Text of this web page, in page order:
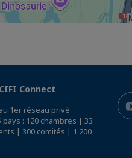
Connect
1er réseau privé
: 120 chambres | 33
| 300 comités | 1 200